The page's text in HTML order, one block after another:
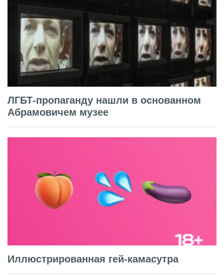
ЛГБТ-пропаганду нашли в основанном
Абрамовичем музее
Иллюстрированная гей-камасутра